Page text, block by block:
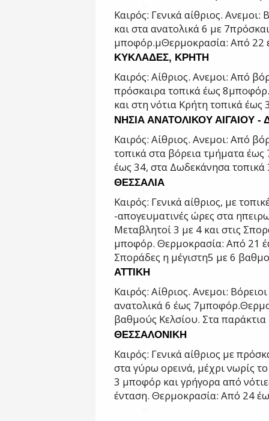
Καιρός: Γενικά αίθριος. Ανεμοι:
και στα ανατολικά 6 με 7
μποφόρ.μΘερμοκρασία: Από 22
ΚΥΚΛΑΔΕΣ, ΚΡΗΤΗ
Καιρός: Αίθριος. Ανεμοι: Από
πρόσκαιρα τοπικά έως 8μποφόρ.
και στη νότια Κρήτη τοπικά έως
ΝΗΣΙΑ ΑΝΑΤΟΛΙΚΟΥ ΑΙΓΑΙΟΥ
Καιρός: Αίθριος. Ανεμοι: Από
τοπικά στα βόρειατμήματα
έως 34, στα Δωδεκάνησα
ΘΕΣΣΑΛΙΑ
Καιρός: Γενικά αίθριος, με
-απογευματινές ώρες στα
Μεταβλητοί 3 με 4 και στις
μποφόρ. Θερμοκρασία: Από 21
Σποράδες η μέγιστη5 με 6
ΑΤΤΙΚΗ
Καιρός: Αίθριος. Ανεμοι:
ανατολικά 6 έως 7μποφόρ.
βαθμούς Κελσίου. Στα παράκτια
ΘΕΣΣΑΛΟΝΙΚΗ
Καιρός: Γενικά αίθριος με
σταγύρω ορεινά, μέχρι νωρίς
3 μποφόρ και γρήγορα από
ένταση. Θερμοκρασία: Από 24